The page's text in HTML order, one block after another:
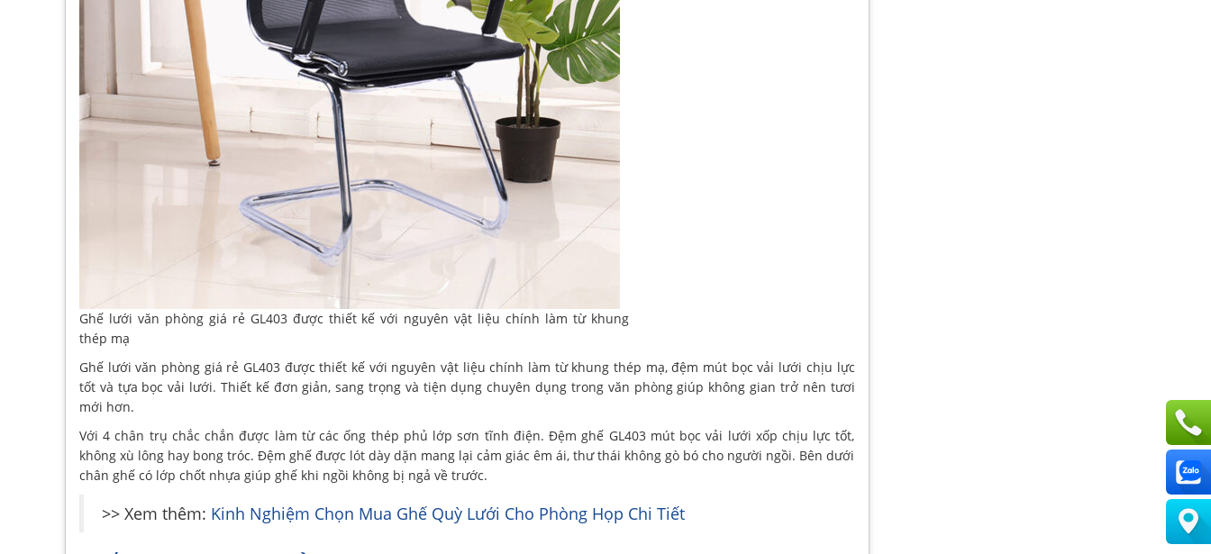
Ghế lưới văn phòng giá rẻ GL403 được thiết kế với nguyên vật liệu chính làm từ khung
thép mạ
Ghế lưới văn phòng giá rẻ GL403 được thiết kế với nguyên vật liệu chính làm từ khung thép mạ, đệm mút bọc vải lưới chịu lực
tốt và tựa bọc vải lưới. Thiết kế đơn giản, sang trọng và tiện dụng chuyên dụng trong văn phòng giúp không gian trở nên tươi
mới hơn.
Với 4 chân trụ chắc chắn được làm từ các ống thép phủ lớp sơn tĩnh điện. Đệm ghế GL403 mút bọc vải lưới xốp chịu lực tốt,
không xù lông hay bong tróc. Đệm ghế được lót dày dặn mang lại cảm giác êm ái, thư thái không gò bó cho người ngồi. Bên dưới
chân ghế có lớp chốt nhựa giúp ghế khi ngồi không bị ngả về trước.
>> Xem thêm: Kinh Nghiệm Chọn Mua Ghế Quỳ Lưới Cho Phòng Họp Chi Tiết